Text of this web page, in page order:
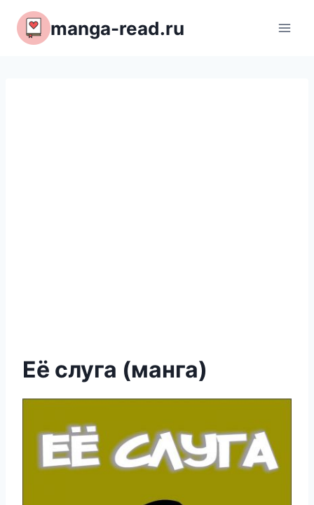
Перейти
содержимому
manga-read.ru
Её слуга (манга)